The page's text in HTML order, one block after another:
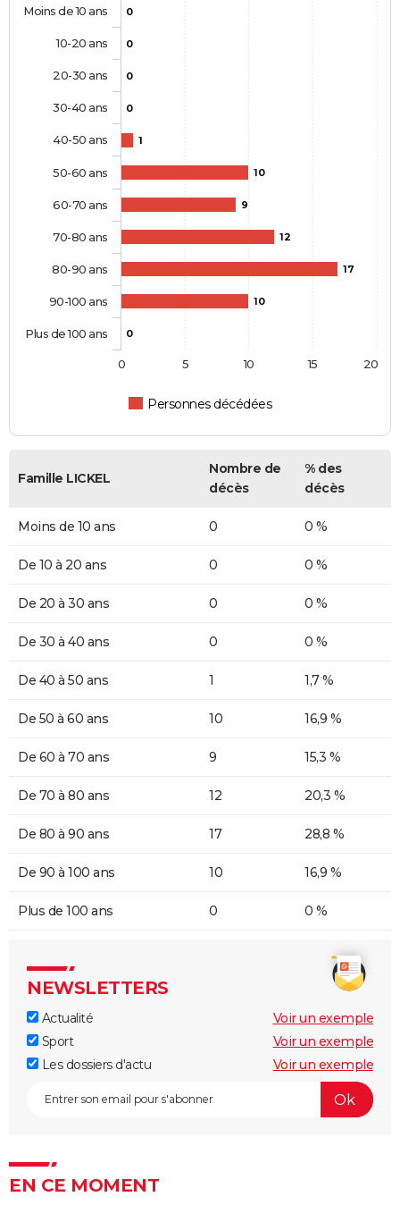
0
0
0
0
1
10
9
12
17
10
0
Personnes décédées
Moins de 10 ans
10-20 ans
20-30 ans
30-40 ans
40-50 ans
50-60 ans
60-70 ans
70-80 ans
80-90 ans
90-100 ans
Plus de 100 ans
0 5 10 15 20
Famille LICKEL
Nombre de
décès
% des
décès
Moins de 10 ans 0 0 %
De 10 à 20 ans 0 0 %
De 20 à 30 ans 0 0 %
De 30 à 40 ans 0 0 %
De 40 à 50 ans 1 1,7 %
De 50 à 60 ans 10 16,9 %
De 60 à 70 ans 9 15,3 %
De 70 à 80 ans 12 20,3 %
De 80 à 90 ans 17 28,8 %
De 90 à 100 ans 10 16,9 %
Plus de 100 ans 0 0 %
NEWSLETTERS
Actualité
Voir un exemple
Sport
Voir un exemple
Les dossiers d'actu
Voir un exemple
EN CE MOMENT